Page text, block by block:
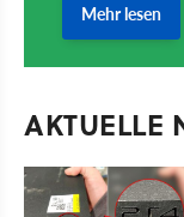
AKTUELLE